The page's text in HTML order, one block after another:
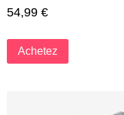
54,99 €
Achetez